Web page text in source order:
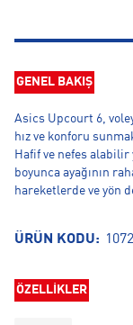
GENEL BAKIŞ
Asics Upcourt 6,
hız ve konforu
Hafif ve nefes alabilir
boyunca ayağının
hareketlerde ve yön
ÜRÜN KODU:
ÖZELLİKLER